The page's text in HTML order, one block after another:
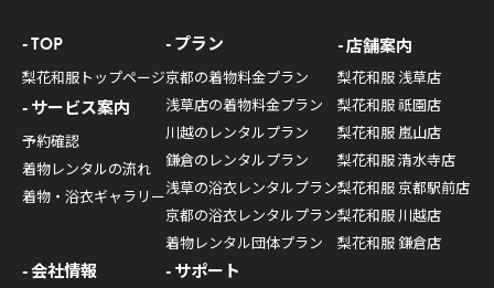
TOP
梨花和服トップページ
サービス案内
予約確認
着物レンタルの流れ
着物・浴衣ギャラリー
プラン
京都の着物料金プラン
浅草店の着物料金プラン
川越のレンタルプラン
鎌倉のレンタルプラン
浅草の浴衣レンタルプラン
京都の浴衣レンタルプラン
着物レンタル団体プラン
店舗案内
梨花和服 浅草店
梨花和服 祇園店
梨花和服 嵐山店
梨花和服 清水寺店
梨花和服 京都駅前店
梨花和服 川越店
梨花和服 鎌倉店
会社情報 サポート